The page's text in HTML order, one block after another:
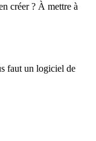
créer ? À mettre à
faut un logiciel de